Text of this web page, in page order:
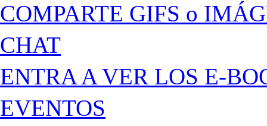
COMPARTE GIFS o
CHAT
ENTRA A VER LOS E-
EVENTOS